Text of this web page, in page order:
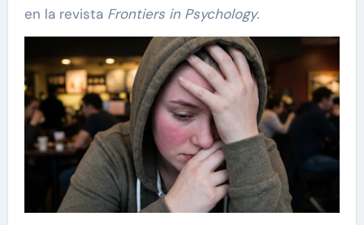
en la revista Frontiers in Psychology.